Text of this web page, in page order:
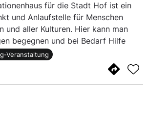
für die Stadt Hof ist ein
und Anlaufstelle für Menschen
und aller Kulturen. Hier kann man
begegnen und bei Bedarf Hilfe
erfahren. Der Kreativ-Treff ist
Veranstaltung